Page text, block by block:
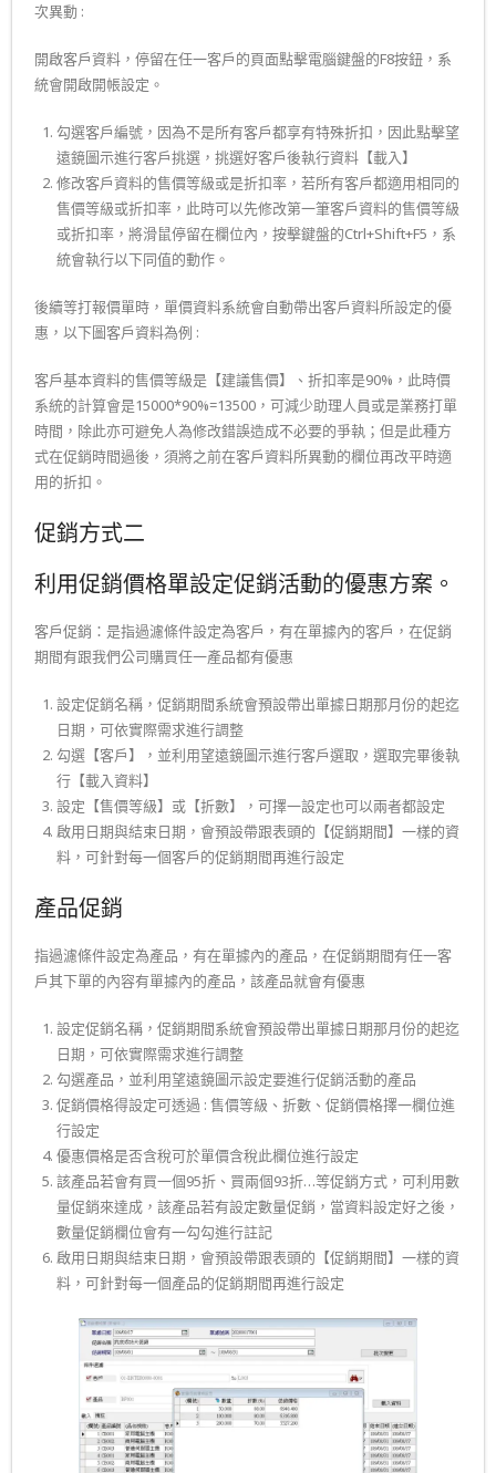
次異動 :
開啟客戶資料，停留在任一客戶的頁面點擊電腦鍵盤的F8按鈕，系
統會開啟開帳設定。
勾選客戶編號，因為不是所有客戶都享有特殊折扣，因此點擊望
遠鏡圖示進行客戶挑選，挑選好客戶後執行資料【載入】
修改客戶資料的售價等級或是折扣率，若所有客戶都適用相同的
售價等級或折扣率，此時可以先修改第一筆客戶資料的售價等級
或折扣率，將滑鼠停留在欄位內，按擊鍵盤的Ctrl+Shift+F5，系
統會執行以下同值的動作。
後續等打報價單時，單價資料系統會自動帶出客戶資料所設定的優
惠，以下圖客戶資料為例 :
客戶基本資料的售價等級是【建議售價】、折扣率是90%，此時價
系統的計算會是15000*90%=13500，可減少助理人員或是業務打單
時間，除此亦可避免人為修改錯誤造成不必要的爭執；但是此種方
式在促銷時間過後，須將之前在客戶資料所異動的欄位再改平時適
用的折扣。
促銷方式二
利用促銷價格單設定促銷活動的優惠方案。
客戶促銷：是指過濾條件設定為客戶，有在單據內的客戶，在促銷
期間有跟我們公司購買任一產品都有優惠
設定促銷名稱，促銷期間系統會預設帶出單據日期那月份的起迄
日期，可依實際需求進行調整
勾選【客戶】，並利用望遠鏡圖示進行客戶選取，選取完畢後執
行【載入資料】
設定【售價等級】或【折數】，可擇一設定也可以兩者都設定
啟用日期與結束日期，會預設帶跟表頭的【促銷期間】一樣的資
料，可針對每一個客戶的促銷期間再進行設定
產品促銷
指過濾條件設定為產品，有在單據內的產品，在促銷期間有任一客
戶其下單的內容有單據內的產品，該產品就會有優惠
設定促銷名稱，促銷期間系統會預設帶出單據日期那月份的起迄
日期，可依實際需求進行調整
勾選產品，並利用望遠鏡圖示設定要進行促銷活動的產品
促銷價格得設定可透過 : 售價等級、折數、促銷價格擇一欄位進
行設定
優惠價格是否含稅可於單價含稅此欄位進行設定
該產品若會有買一個95折、買兩個93折…等促銷方式，可利用數
量促銷來達成，該產品若有設定數量促銷，當資料設定好之後，
數量促銷欄位會有一勾勾進行註記
啟用日期與結束日期，會預設帶跟表頭的【促銷期間】一樣的資
料，可針對每一個產品的促銷期間再進行設定